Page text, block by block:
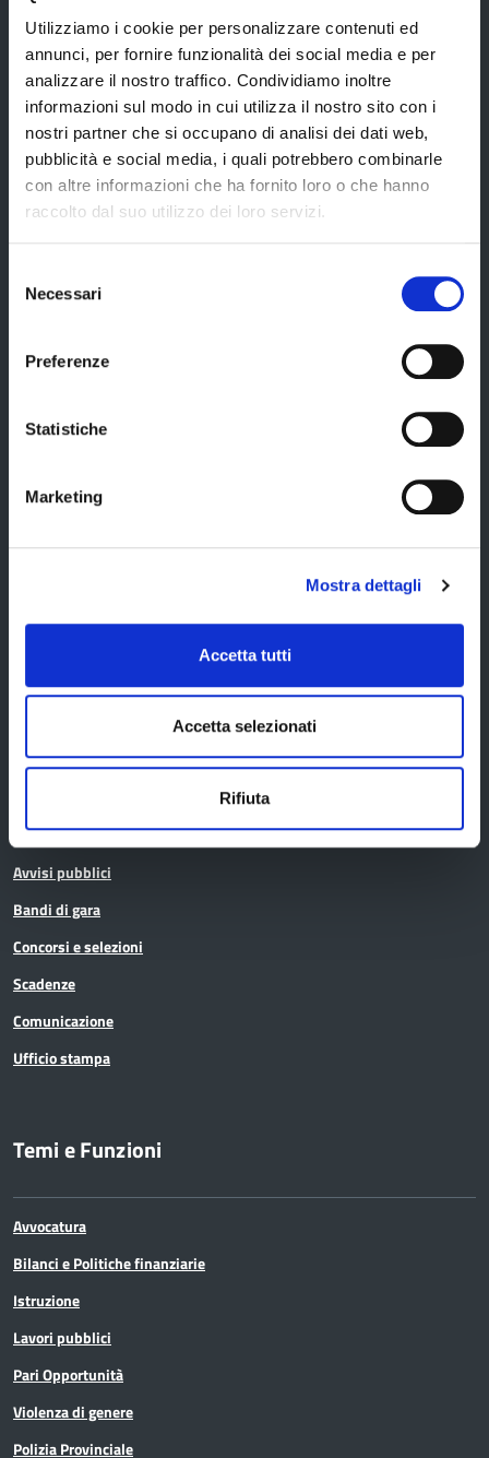
Utilizziamo i cookie per personalizzare contenuti ed
annunci, per fornire funzionalità dei social media e per
analizzare il nostro traffico. Condividiamo inoltre
informazioni sul modo in cui utilizza il nostro sito con i
nostri partner che si occupano di analisi dei dati web,
pubblicità e social media, i quali potrebbero combinarle
con altre informazioni che ha fornito loro o che hanno
raccolto dal suo utilizzo dei loro servizi.
delNecessari
Preferenze
Statistiche
Marketing
Mostra dettagli
Accetta tutti
Accetta selezionati
Rifiuta
Certificazione di qualità
Servizi
Servizi online
Difensore Civico
Consigliera di Parità
Cerca uffici
Cerca atti
La Provincia informa
Albo pretorio
Avvisi pubblici
Bandi di gara
Concorsi e selezioni
Scadenze
Comunicazione
Ufficio stampa
Temi e Funzioni
Avvocatura
Bilanci e Politiche finanziarie
Istruzione
Lavori pubblici
Pari Opportunità
Violenza di genere
Polizia Provinciale